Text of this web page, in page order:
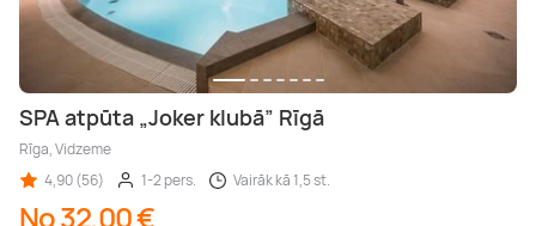
SPA atpūta „Joker klubā” Rīgā
Rīga, Vidzeme
4,90 (56)
1-2 pers. Vairāk kā 1,5 st.
No 32,00 €